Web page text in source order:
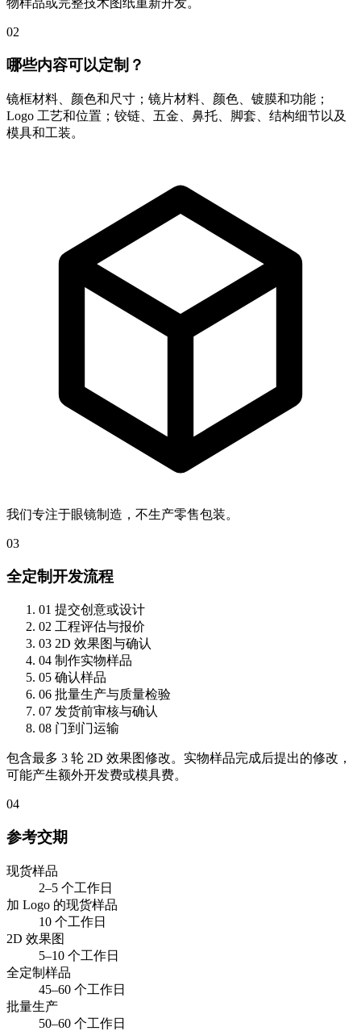
物样品或完整技术图纸重新开发。
02
哪些内容可以定制？
镜框材料、颜色和尺寸；镜片材料、颜色、镀膜和功能；
Logo 工艺和位置；铰链、五金、鼻托、脚套、结构细节以及
模具和工装。
我们专注于眼镜制造，不生产零售包装。
03
全定制开发流程
01 提交创意或设计
02 工程评估与报价
03 2D 效果图与确认
04 制作实物样品
05 确认样品
06 批量生产与质量检验
07 发货前审核与确认
08 门到门运输
包含最多 3 轮 2D 效果图修改。实物样品完成后提出的修改，
可能产生额外开发费或模具费。
04
参考交期
现货样品
2–5 个工作日
加 Logo 的现货样品
10 个工作日
2D 效果图
5–10 个工作日
全定制样品
45–60 个工作日
批量生产
50–60 个工作日